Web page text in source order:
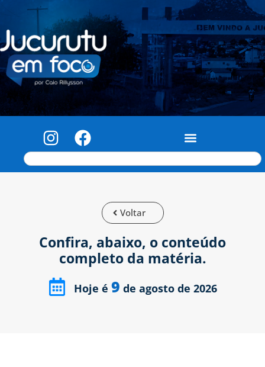
Voltar
Confira, abaixo, o conteúdo
completo da matéria.
Hoje é 9 de agosto de 2026